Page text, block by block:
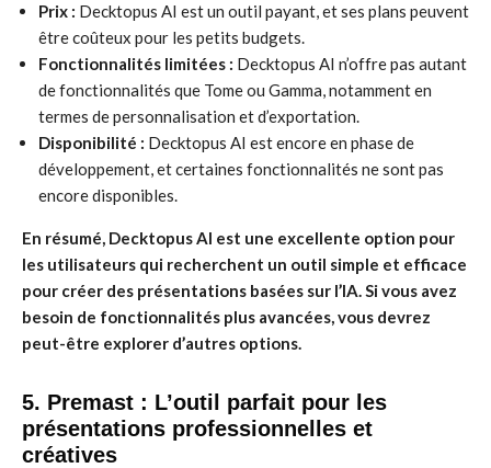
Prix : Decktopus AI est un outil payant, et ses plans peuvent
être coûteux pour les petits budgets.
Fonctionnalités limitées : Decktopus AI n’offre pas autant
de fonctionnalités que Tome ou Gamma, notamment en
termes de personnalisation et d’exportation.
Disponibilité : Decktopus AI est encore en phase de
développement, et certaines fonctionnalités ne sont pas
encore disponibles.
En résumé, Decktopus AI est une excellente option pour
les utilisateurs qui recherchent un outil simple et efficace
pour créer des présentations basées sur l’IA. Si vous avez
besoin de fonctionnalités plus avancées, vous devrez
peut-être explorer d’autres options.
5. Premast : L’outil parfait pour les
présentations professionnelles et
créatives